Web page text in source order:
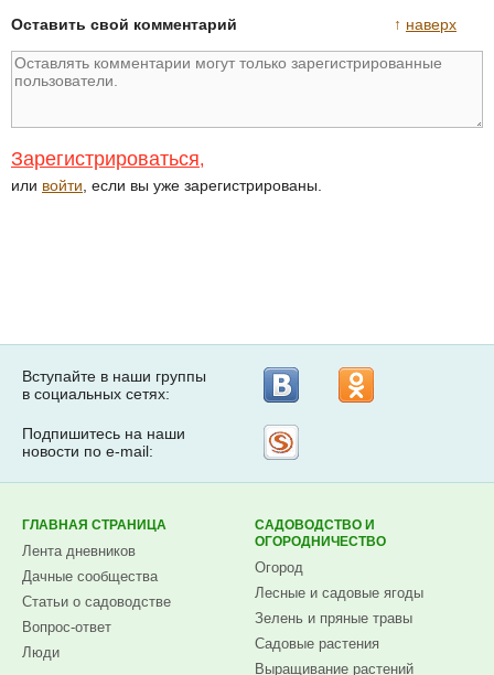
↑ наверх
Оставить свой комментарий
Зарегистрироваться,
или войти , если вы уже зарегистрированы.
Вступайте в наши группы
в социальных сетях:
Подпишитесь на наши
новости по e-mail:
ГЛАВНАЯ СТРАНИЦА
Лента дневников
Дачные сообщества
Статьи о садоводстве
Вопрос-ответ
Люди
САДОВОДСТВО И
ОГОРОДНИЧЕСТВО
Огород
Лесные и садовые ягоды
Зелень и пряные травы
Садовые растения
Выращивание растений